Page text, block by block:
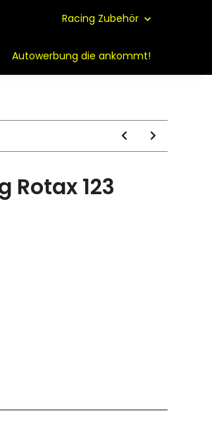
Racing Zubehör
Autowerbung die ankommt!
123